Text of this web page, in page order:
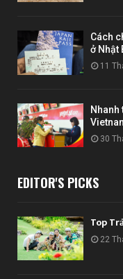
Cách
ở Nhật
11
Nhanh
30
EDITOR'S PICKS
Top
22